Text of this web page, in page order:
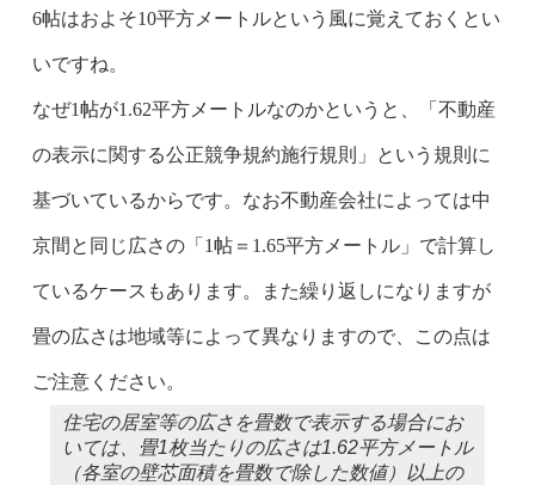
6帖はおよそ10平方メートルという風に覚えておくとい
いですね。
なぜ1帖が1.62平方メートルなのかというと、「不動産
の表示に関する公正競争規約施行規則」という規則に
基づいているからです。 なお不動産会社によっては中
京間と同じ広さの「1帖＝1.65平方メートル」で計算し
ているケースもあります。また繰り返しになりますが
畳の広さは地域等によって異なりますので、この点は
ご注意ください。
住宅の居室等の広さを畳数で表示する場合にお
いては、畳1枚当たりの広さは1.62平方メートル
（各室の壁芯面積を畳数で除した数値）以上の